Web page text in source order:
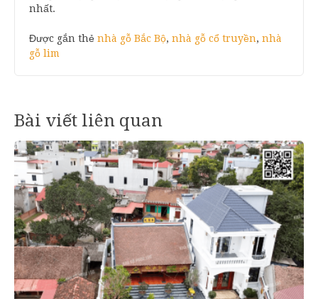
nhất.
Được gắn thẻ nhà gỗ Bắc Bộ, nhà gỗ cổ truyền, nhà
gỗ lim
Bài viết liên quan